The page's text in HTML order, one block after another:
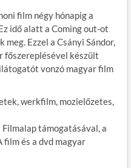
film négy hónapig a
idő alatt a Coming out-ot
Ezzel a Csányi Sándor,
főszereplésével készült
vonzó magyar film
werkfilm, mozielőzetes,
támogatásával, a
és a dvd magyar